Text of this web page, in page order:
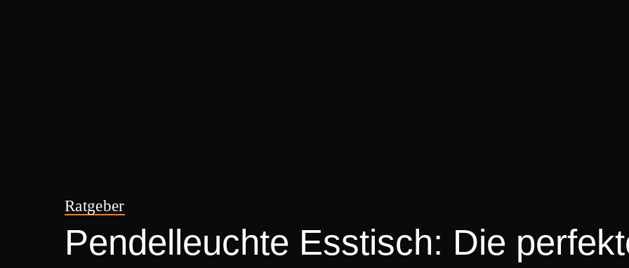
Ratgeber
Pendelleuchte Esstisch: Die